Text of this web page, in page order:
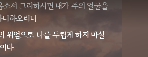
서 그리하시면 내가 주의 얼굴을
하오리니
위엄으로 나를 두렵게 하지 마실
다